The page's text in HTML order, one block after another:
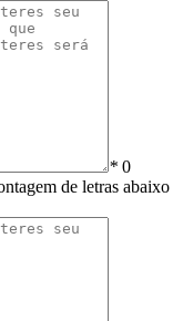
* 0
de letras abaixo